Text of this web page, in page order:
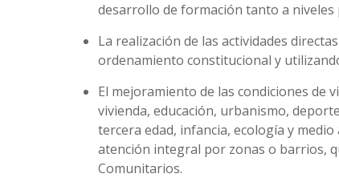
desarrollo de formación tanto a
La realización de las actividades
ordenamiento constitucional y
El mejoramiento de las condiciones de
vivienda, educación, urbanismo,
tercera edad, infancia, ecología y
atención integral por zonas o barrios,
Comunitarios.